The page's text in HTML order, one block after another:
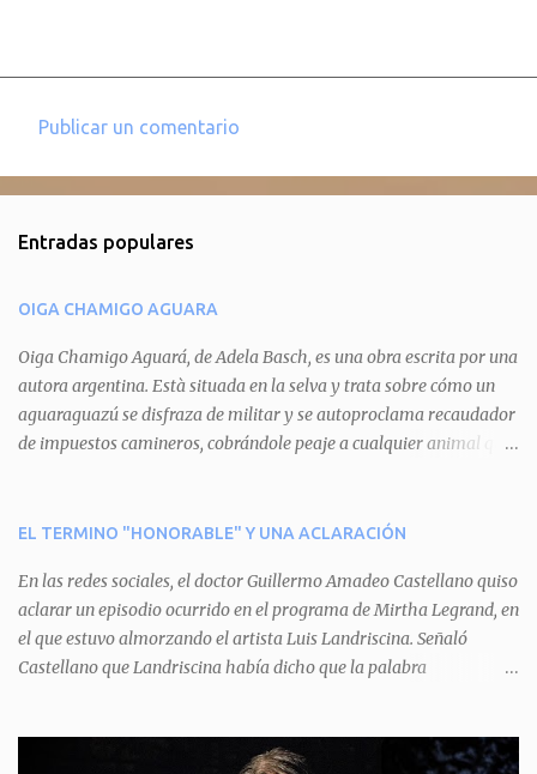
e
t
a
r
i
o
Publicar un comentario
Entradas populares
OIGA CHAMIGO AGUARA
Oiga Chamigo Aguará, de Adela Basch, es una obra escrita por una
autora argentina. Està situada en la selva y trata sobre cómo un
aguaraguazú se disfraza de militar y se autoproclama recaudador
de impuestos camineros, cobrándole peaje a cualquier animal que
aguará le provoca. De igual manera pasa con Tatú, el armadillo.
del aguará y pasa sin pagar. Por último, Tui, la cotorra, deja
expuesta la mentira del aguará y arenga a los otros tres
personajes a unirse para enfrentarlo. Finalmente, terminan por
quitarle el disfraz de militar, y el aguará huye despavorido al verse
una propuesta muy divertida con canciones en vivo, máscaras, una
EL TERMINO "HONORABLE" Y UNA ACLARACIÓN
En las redes sociales, el doctor Guillermo Amadeo Castellano quiso
aclarar un episodio ocurrido en el programa de Mirtha Legrand, en
el que estuvo almorzando el artista Luis Landriscina. Señaló
Castellano que Landriscina había dicho que la palabra
servicio a la patria y debía ser sin remuneración". Agrega el letrado